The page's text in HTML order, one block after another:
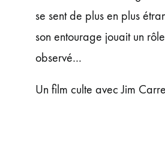
se sent de plus en plus
son entourage jouait un
observé…
Un film culte avec Jim